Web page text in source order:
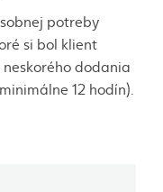
potreby
si bol klient
dodania
12 hodín).